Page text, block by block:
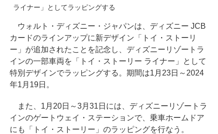
ライナー」としてラッピングする
ウォルト・ディズニー・ジャパンは、ディズニー JCB
カードのラインアップに新デザイン「トイ・ストーリ
ー」が追加されたことを記念し、ディズニーリゾートラ
インの一部車両を「トイ・ストーリー ライナー」として
特別デザインでラッピングする。期間は1月23日～2024
年1月19日。
また、1月20日～3月31日には、ディズニーリゾートラ
インのゲートウェイ・ステーションで、乗車ホームドア
にも「トイ・ストーリー」のラッピングを行なう。